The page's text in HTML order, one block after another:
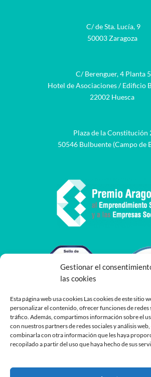
Gestionar el
las cookies
Esta página web usa cookies Las cookies de este sitio
personalizar el contenido, ofrecer funciones de redes
tráfico. Además, compartimos información sobre el
con nuestros partners de redes sociales y análisis
combinarla con otra información que les haya
recopilado a partir del uso que haya hecho de sus
C/ de Sta. Lucía, 9
50003 Zaragoza
C/ Berenguer, 4 Planta 5
Hotel de Asociaciones / Edificio
22002 Huesca
Plaza de la Constitución
50546 Bulbuente (Campo de